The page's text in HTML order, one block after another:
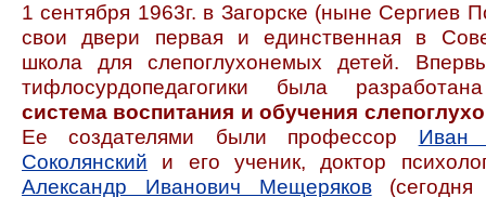
1 сентября 1963г. в Загорске (ныне Сергиев
свои двери первая и единственная в
школа для слепоглухонемых детей.
тифлосурдопедагогики была
система воспитания и обучения
Ее создателями были профессор
Иван
Соколянский
и его ученик, доктор
Александр Иванович Мещеряков